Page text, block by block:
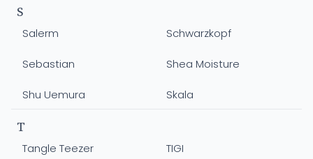
S
Salerm Schwarzkopf
Sebastian Shea Moisture
Shu Uemura Skala
T
Tangle Teezer TIGI